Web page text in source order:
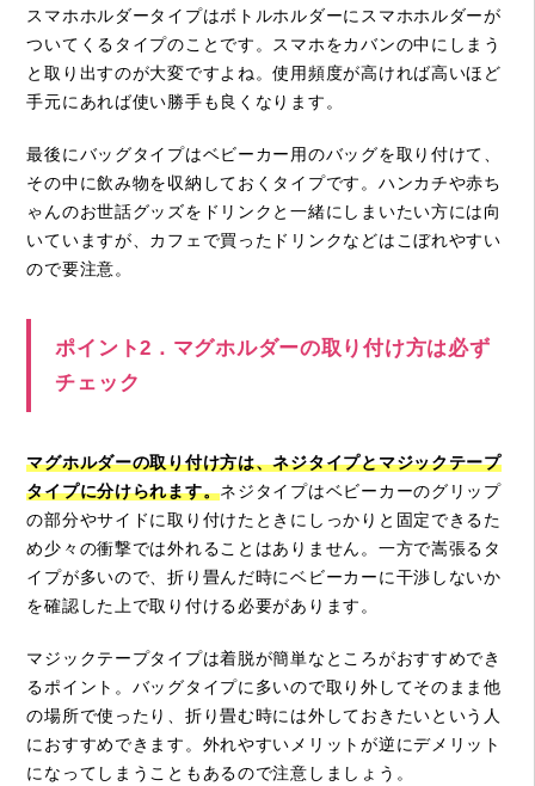
スマホホルダータイプはボトルホルダーにスマホホルダーが
ついてくるタイプのことです。スマホをカバンの中にしまう
と取り出すのが大変ですよね。使用頻度が高ければ高いほど
手元にあれば使い勝手も良くなります。
最後にバッグタイプはベビーカー用のバッグを取り付けて、
その中に飲み物を収納しておくタイプです。ハンカチや赤ち
ゃんのお世話グッズをドリンクと一緒にしまいたい方には向
いていますが、カフェで買ったドリンクなどはこぼれやすい
ので要注意。
ポイント2．マグホルダーの取り付け方は必ず
チェック
マグホルダーの取り付け方は、ネジタイプとマジックテープ
タイプに分けられます。ネジタイプはベビーカーのグリップ
の部分やサイドに取り付けたときにしっかりと固定できるた
め少々の衝撃では外れることはありません。一方で嵩張るタ
イプが多いので、折り畳んだ時にベビーカーに干渉しないか
を確認した上で取り付ける必要があります。
マジックテープタイプは着脱が簡単なところがおすすめでき
るポイント。バッグタイプに多いので取り外してそのまま他
の場所で使ったり、折り畳む時には外しておきたいという人
におすすめできます。外れやすいメリットが逆にデメリット
になってしまうこともあるので注意しましょう。